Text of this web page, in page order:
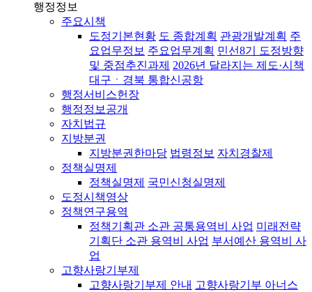
행정정보
주요시책
도정기본현황 도 종합계획 관광개발계획 주
요업무정보 주요업무계획 민선8기 도정방향
및 중점추진과제 2026년 달라지는 제도·시책
대구ㆍ경북 통합신공항
행정서비스헌장
행정정보공개
자치법규
지방분권
지방분권한마당 법령정보 자치경찰제
정책실명제
정책실명제 국민신청실명제
도정시책영상
정책연구용역
정책기획관 소관 공통용역비 사업 미래전략
기획단 소관 용역비 사업 부서예산 용역비 사
업
고향사랑기부제
고향사랑기부제 안내 고향사랑기부 아너스